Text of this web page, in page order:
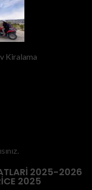
Kiralama
.
2025-2026
2025